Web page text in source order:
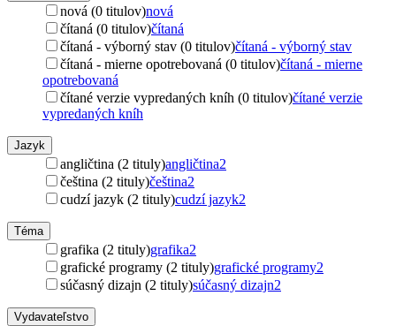
nová (0 titulov)nová
čítaná (0 titulov)čítaná
čítaná - výborný stav (0 titulov)čítaná - výborný stav
čítaná - mierne opotrebovaná (0 titulov)čítaná - mierne
opotrebovaná
čítané verzie vypredaných kníh (0 titulov)čítané verzie
vypredaných kníh
Jazyk
angličtina (2 tituly)angličtina2
čeština (2 tituly)čeština2
cudzí jazyk (2 tituly)cudzí jazyk2
Téma
grafika (2 tituly)grafika2
grafické programy (2 tituly)grafické programy2
súčasný dizajn (2 tituly)súčasný dizajn2
Vydavateľstvo